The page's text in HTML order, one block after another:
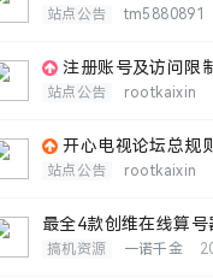
站点公告 tm5880891
注册账号及访问限
站点公告 rootkaixin
开心电视论坛总规
站点公告 rootkaixin
最全4款创维在线算
搞机资源 一诺千金